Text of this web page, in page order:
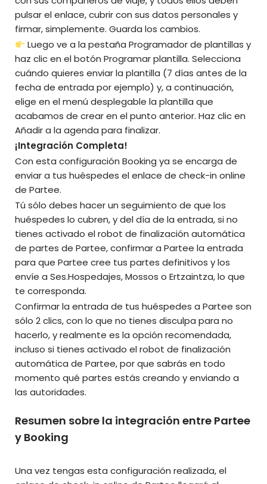
pulsar el enlace, cubrir con sus datos personales y
firmar, simplemente. Guarda los cambios.
Luego ve a la pestaña Programador de plantillas y
haz clic en el botón Programar plantilla. Selecciona
cuándo quieres enviar la plantilla (7 días antes de la
fecha de entrada por ejemplo) y, a continuación,
elige en el menú desplegable la plantilla que
acabamos de crear en el punto anterior. Haz clic en
Añadir a la agenda para finalizar.
¡Integración Completa!
Con esta configuración Booking ya se encarga de
enviar a tus huéspedes el enlace de check-in online
de Partee.
Tú sólo debes hacer un seguimiento de que los
huéspedes lo cubren, y del día de la entrada, si no
tienes activado el robot de finalización automática
de partes de Partee, confirmar a Partee la entrada
para que Partee cree tus partes definitivos y los
envíe a Ses.Hospedajes, Mossos o Ertzaintza, lo que
te corresponda.
Confirmar la entrada de tus huéspedes a Partee son
sólo 2 clics, con lo que no tienes disculpa para no
hacerlo, y realmente es la opción recomendada,
incluso si tienes activado el robot de finalización
automática de Partee, por que sabrás en todo
momento qué partes estás creando y enviando a
las autoridades.
Resumen sobre la integración entre Partee
y Booking
Una vez tengas esta configuración realizada, el